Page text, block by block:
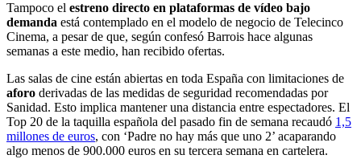
Tampoco el estreno directo en plataformas de vídeo bajo
demanda está contemplado en el modelo de negocio de Telecinco
Cinema, a pesar de que, según confesó Barrois hace algunas
semanas a este medio, han recibido ofertas.
Las salas de cine están abiertas en toda España con limitaciones de
aforo derivadas de las medidas de seguridad recomendadas por
Sanidad. Esto implica mantener una distancia entre espectadores. El
Top 20 de la taquilla española del pasado fin de semana recaudó 1,5
millones de euros, con ‘Padre no hay más que uno 2’ acaparando
algo menos de 900.000 euros en su tercera semana en cartelera.